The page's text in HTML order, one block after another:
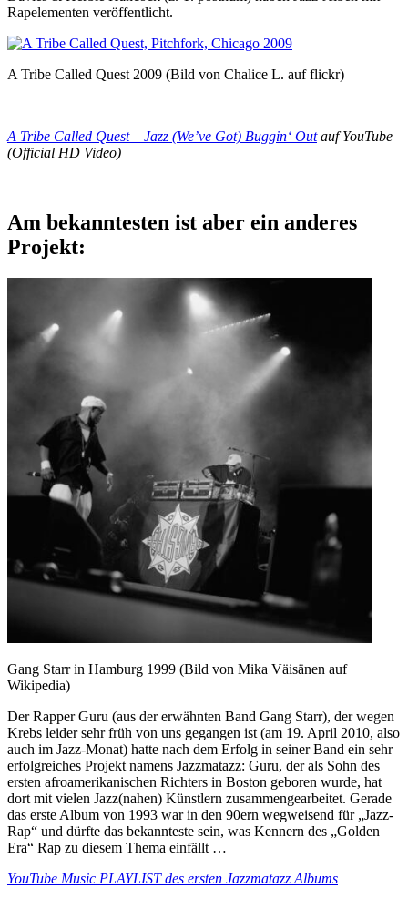
Rapelementen veröffentlicht.
A Tribe Called Quest 2009 (Bild von Chalice L. auf flickr)
A Tribe Called Quest – Jazz (We’ve Got) Buggin‘ Outauf YouTube
(Official HD Video)
Am bekanntesten ist aber ein anderes
Projekt:
Gang Starr in Hamburg 1999 (Bild von Mika Väisänen auf
Wikipedia)
Der Rapper Guru (aus der erwähnten Band Gang Starr), der wegen
Krebs leider sehr früh von uns gegangen ist (am 19. April 2010, also
auch im Jazz-Monat) hatte nach dem Erfolg in seiner Band ein sehr
erfolgreiches Projekt namens Jazzmatazz: Guru, der als Sohn des
ersten afroamerikanischen Richters in Boston geboren wurde, hat
dort mit vielen Jazz(nahen) Künstlern zusammengearbeitet. Gerade
das erste Album von 1993 war in den 90ern wegweisend für „Jazz-
Rap“ und dürfte das bekannteste sein, was Kennern des „Golden
Era“ Rap zu diesem Thema einfällt …
YouTube Music PLAYLIST des ersten Jazzmatazz Albums